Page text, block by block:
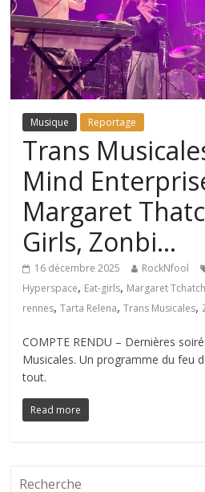
Musique Reportage
Trans
Mind
Margaret
Girls, Zonbi…
16 décembre 2025 RockNfool
Hyperspace, Eat-girls, Margaret
rennes,Tarta Relena,Trans Musicales,
COMPTE RENDU – Dernières
Musicales. Un programme du feu
tout.
Read more